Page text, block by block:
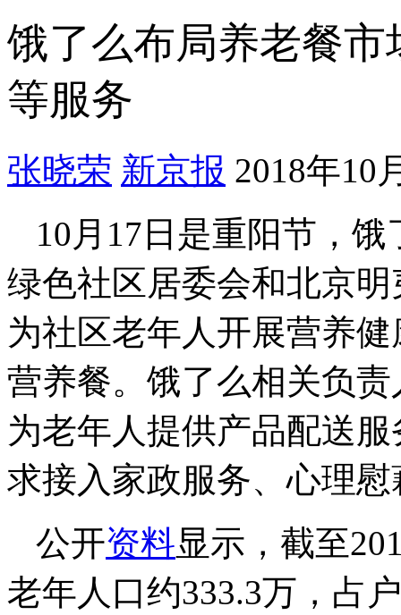
饿了么布局养老餐
等服务
张晓荣 新京报 2018年10
10月17日是重阳节，
绿色社区居委会和北京
为社区老年人开展营养
营养餐。饿了么相关负
为老年人提供产品配送
求接入家政服务、心理
公开资料显示，截至
老年人口约333.3万，占